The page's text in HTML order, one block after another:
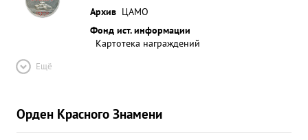
Архив ЦАМО
Фонд ист. информации
Картотека награждений
Ещё
Орден Красного Знамени